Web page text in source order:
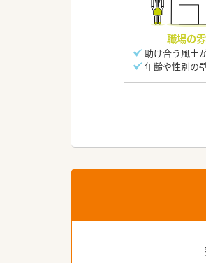
職場の
助け合う風土
年齢や性別の